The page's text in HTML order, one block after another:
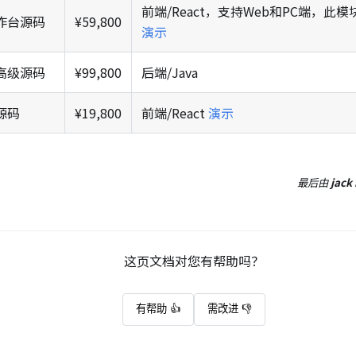
台源码 ¥59,800
前端/React，支持Web和PC端，此模
演示
级源码 ¥99,800 后端/Java
码 ¥19,800 前端/React演示
最后由jack
这页文档对您有帮助吗？
有帮助 👍 需改进 👎